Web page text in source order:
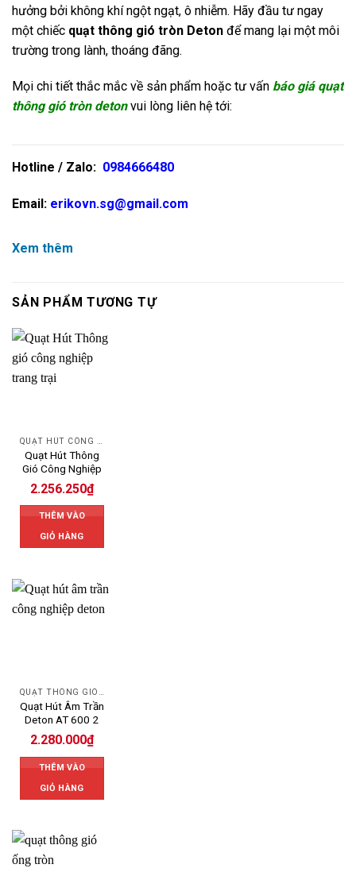
hưởng bởi không khí ngột ngạt, ô nhiễm. Hãy đầu tư ngay
một chiếc quạt thông gió tròn Deton để mang lại một môi
trường trong lành, thoáng đãng.
Mọi chi tiết thắc mắc về sản phẩm hoặc tư vấn báo giá quạt
thông gió tròn detonvui lòng liên hệ tới:
Hotline / Zalo: 0984666480
Email: erikovn.sg@gmail.com
Xem thêm
SẢN PHẨM TƯƠNG TỰ
Quạt Hút Thông
Gió Công Nghiệp
2.256.250₫
THÊM VÀO
GIỎ HÀNG
Quạt Hút Âm Trần
Deton AT 600 2
2.280.000₫
THÊM VÀO
GIỎ HÀNG